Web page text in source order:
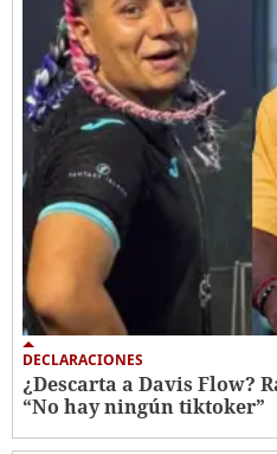
DECLARACIONES
¿Descarta a Davis Flow?
“No hay ningún tiktoker”